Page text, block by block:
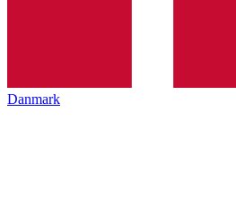
Danmark